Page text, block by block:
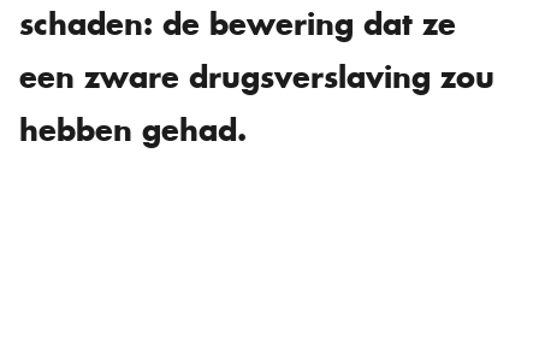
schaden: de bewering dat ze
een zware drugsverslaving zou
hebben gehad.